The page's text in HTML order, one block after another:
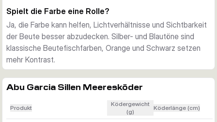
Dorschangeln ist er bekannt, eignet sich aber ebenso für
Köhler und weitere kampfstarke Salzwasserarten, die
kompakte Metallköder attackieren.
Sofort einsatzbereit
Geliefert wird jeweils ein montierter Köder in der gewählten
Farbe. Die Einzelhaken-Montage ist unkompliziert und
praxisnah für das Bootsangeln im Meer.
Spielt die Farbe eine Rolle?
Ja, die Farbe kann helfen, Lichtverhältnisse und Sichtbarkeit
der Beute besser abzudecken. Silber- und Blautöne sind
klassische Beutefischfarben, Orange und Schwarz setzen
mehr Kontrast.
Abu Garcia Sillen Meeresköder
Produkt
Ködergewicht
(g)
Köderlänge (cm)